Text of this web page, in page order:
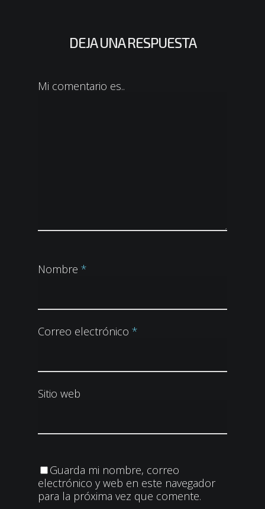
DEJA UNA RESPUESTA
Mi comentario es..
Nombre *
Correo electrónico *
Sitio web
Guarda mi nombre, correo
electrónico y web en este navegador
para la próxima vez que comente.